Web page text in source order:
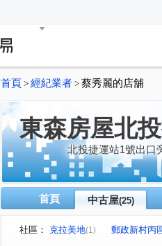
首頁 > 經紀業者 > 蔡秀麗的店舖
東森房屋北
北投捷運站1號出口
首頁 中古屋(25)
社區： 克拉美地(1) 郵政新村丙